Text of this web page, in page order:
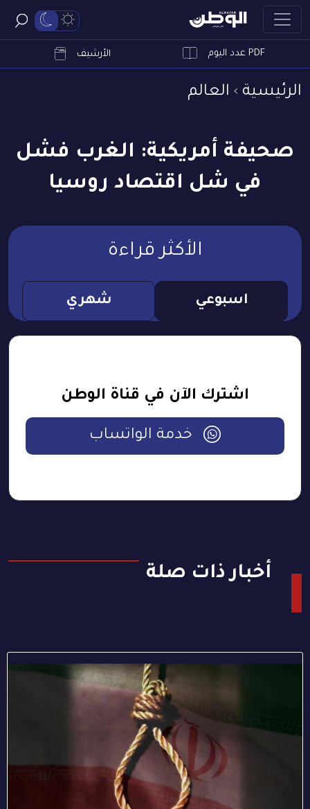
PDF عدد اليوم الأرشيف
الرئيسية العالم
صحيفة أمريكية: الغرب فشل
في شل اقتصاد روسيا
الأكثر قراءة
اسبوعي شهري
اشترك الآن في قناة الوطن
خدمة الواتساب
أخبار ذات صلة